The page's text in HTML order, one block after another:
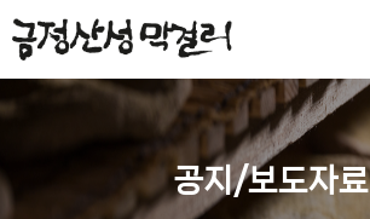
공지/보도자료